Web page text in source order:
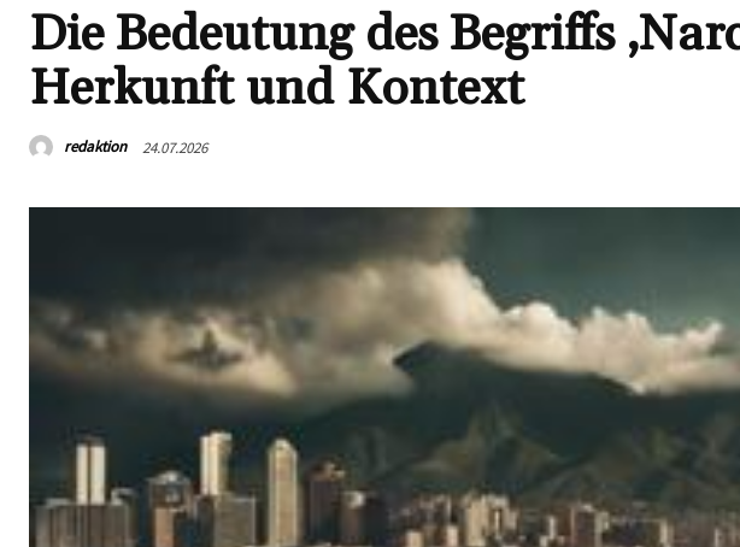
Die Bedeutung des Begriffs
Herkunft und Kontext
redaktion 24.07.2026